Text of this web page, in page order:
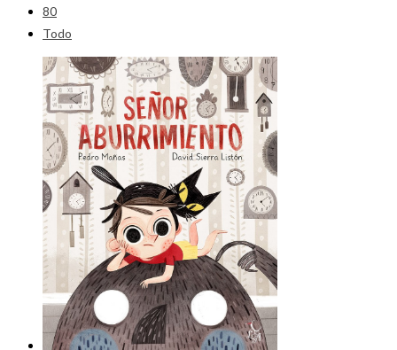
80
Todo